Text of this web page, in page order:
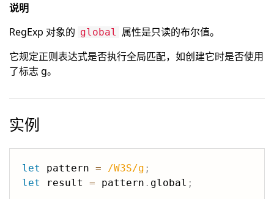
说明
RegExp 对象的 global 属性是只读的布尔值。
它规定正则表达式是否执行全局匹配，如创建它时是否使用
了标志 g。
实例
let pattern = /W3S/g ;
let
result = pattern . global ;